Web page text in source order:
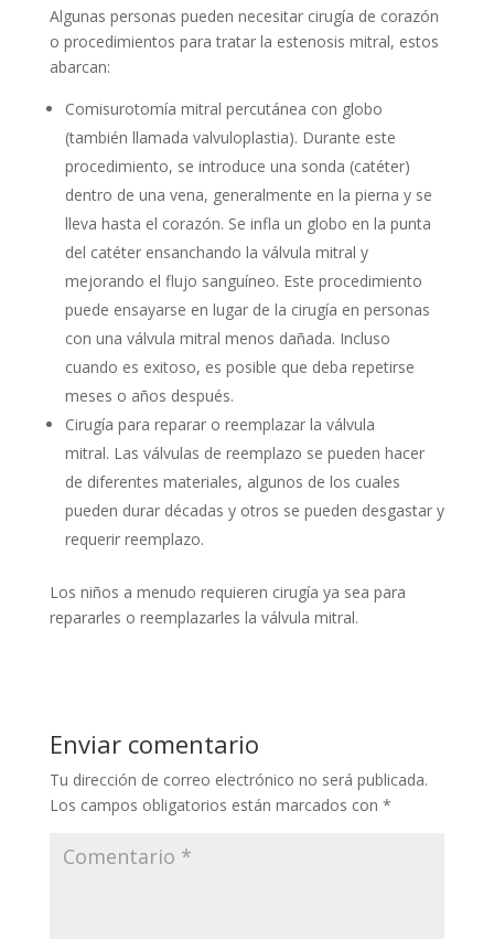
Algunas personas pueden necesitar cirugía de corazón
o procedimientos para tratar la estenosis mitral, estos
abarcan:
Comisurotomía mitral percutánea con globo
(también llamada valvuloplastia). Durante este
procedimiento, se introduce una sonda (catéter)
dentro de una vena, generalmente en la pierna y se
lleva hasta el corazón. Se infla un globo en la punta
del catéter ensanchando la válvula mitral y
mejorando el flujo sanguíneo. Este procedimiento
puede ensayarse en lugar de la cirugía en personas
con una válvula mitral menos dañada. Incluso
cuando es exitoso, es posible que deba repetirse
meses o años después.
Cirugía para reparar o reemplazar la válvula
mitral. Las válvulas de reemplazo se pueden hacer
de diferentes materiales, algunos de los cuales
pueden durar décadas y otros se pueden desgastar y
requerir reemplazo.
Los niños a menudo requieren cirugía ya sea para
repararles o reemplazarles la válvula mitral.
Enviar comentario
Tu dirección de correo electrónico no será publicada.
Los campos obligatorios están marcados con *